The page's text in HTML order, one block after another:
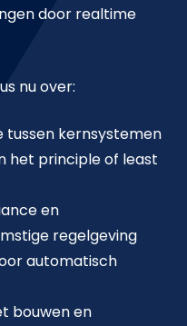
door realtime
nu over:
tussen kernsystemen
het principle of least
en
regelgeving
automatisch
bouwen en